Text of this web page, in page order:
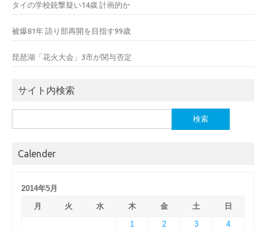
タイの学校銃撃疑い14歳 計画的か
被爆81年 語り部再開を目指す99歳
琵琶湖「花火大会」3市が関与否定
サイト内検索
索:
Calender
2014年5月
月
火 水 木 金 土
日
1
2 3
4